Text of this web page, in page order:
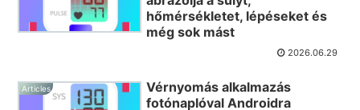
hőmérsékletet, lépéseket és
még sok mást
2026.06.29
Articles
Vérnyomás alkalmazás
fotónaplóval Androidra